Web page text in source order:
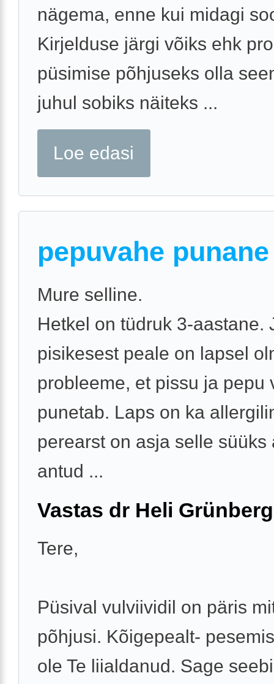
nägema, enne kui midagi
Kirjelduse järgi võiks ehk
püsimise põhjuseks olla
juhul sobiks näiteks ...
Loe edasi
pepuvahe punane
Mure selline.
Hetkel on tüdruk 3-aastane.
pisikesest peale on lapsel
probleeme, et pissu ja pepu
punetab. Laps on ka
perearst on asja selle süüks
antud ...
Vastas dr Heli Grünberg
Tere,
Püsival vulviividil on päris
põhjusi. Kõigepealt-
ole Te liialdanud. Sage